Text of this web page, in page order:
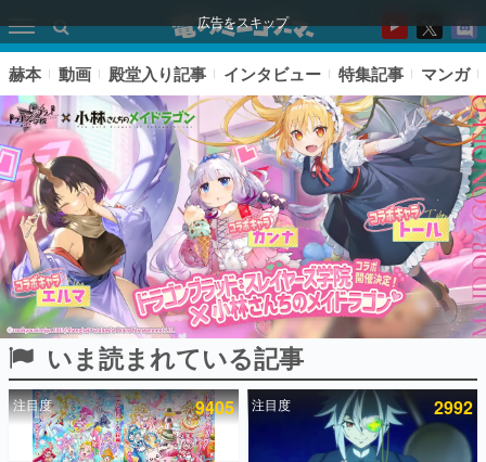
広告をスキップ
ピックアップ
電ファミのいま読まれている記事ランキング
赫本 動画 殿堂入り記事 インタビュー 特集記事 マンガ
いま読まれている記事
注目度 9405 注目度 2992